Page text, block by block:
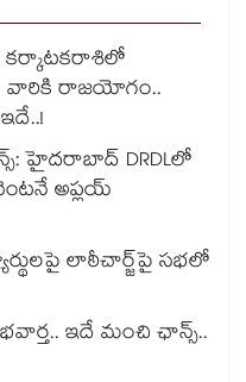
కర్కాటకరాశిలో
వారికి రాజయోగం..
హైదరాబాద్ DRDLలో
అప్లయ్
లాఠీచార్జ్‎పై సభలో
ఇదే మంచి ఛాన్స్..